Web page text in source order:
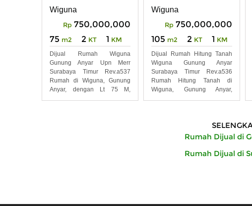
REV.A537
Wiguna
Rp 750,000,000
75 m2 2 KT 1 KM
Dijual Rumah Wiguna
Gunung Anyar Upn Merr
Surabaya Timur Rev.a537
Rumah di Wiguna, Gunung
Anyar, dengan Lt 75 M,
REV.A536
Wiguna
Rp 750,000,000
105 m2 2 KT 1 KM
Dijual Rumah Hitung Tanah
Wiguna Gunung Anyar
Surabaya Timur Rev.a536
Rumah Hitung Tanah di
Wiguna, Gunung Anyar,
Rumah Dijual di
Rumah Dijual di